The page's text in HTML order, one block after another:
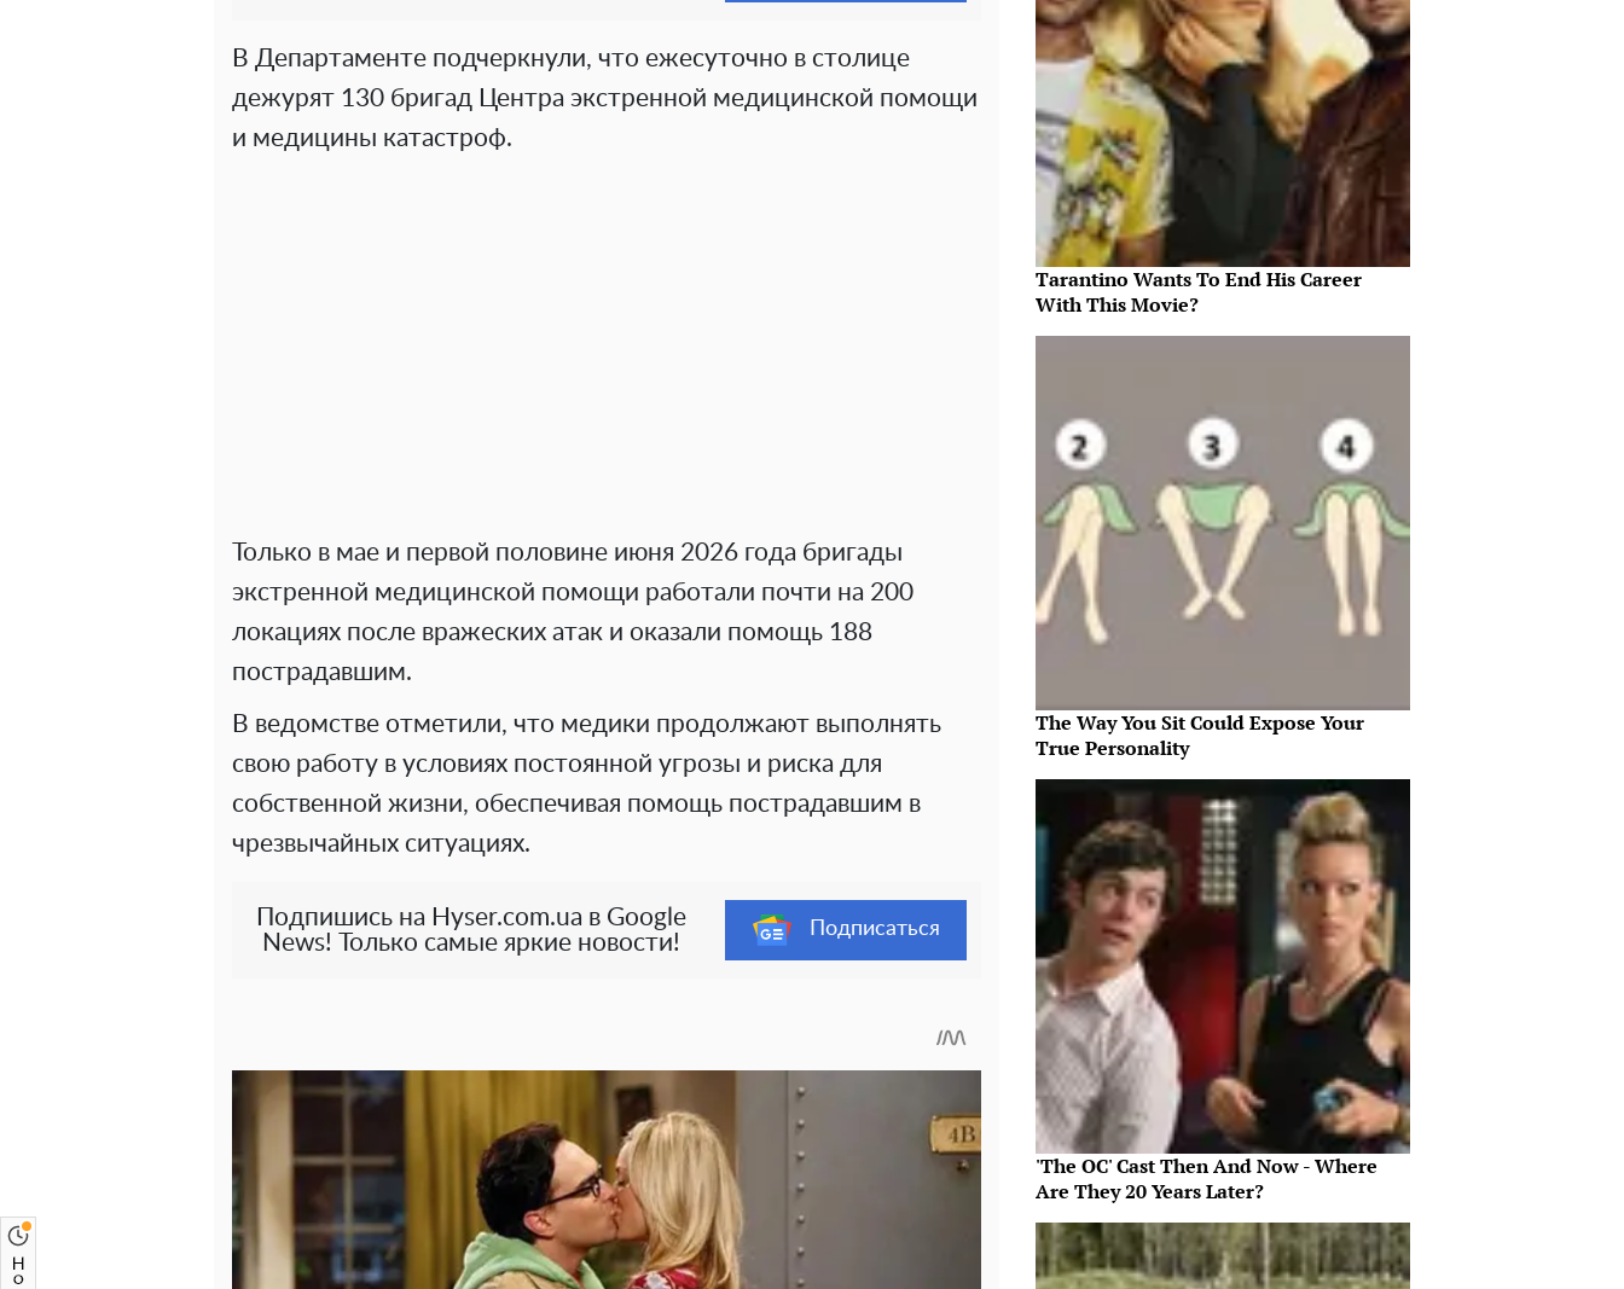
В Департаменте подчеркнули, что ежесуточно в столице
дежурят 130 бригад Центра экстренной медицинской помощи
и медицины катастроф.
Только в мае и первой половине июня 2026 года бригады
экстренной медицинской помощи работали почти на 200
локациях после вражеских атак и оказали помощь 188
пострадавшим.
В ведомстве отметили, что медики продолжают выполнять
свою работу в условиях постоянной угрозы и риска для
собственной жизни, обеспечивая помощь пострадавшим в
чрезвычайных ситуациях.
Подпишись на Hyser.com.ua в Google
News! Только самые яркие новости!
Подписаться
Tarantino Wants To End His Career
With This Movie?
The Way You Sit Could Expose Your
True Personality
'The OC' Cast Then And Now - Where
Are They 20 Years Later?